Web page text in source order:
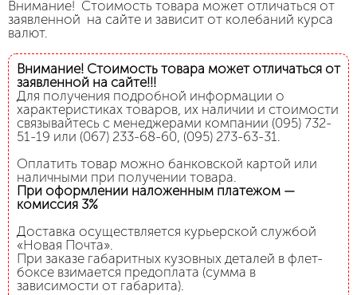
Внимание! Стоимость товара может отличаться от
заявленной на сайте и зависит от колебаний курса
валют.
Внимание! Стоимость товара может отличаться от
заявленной на сайте!!!
Для получения подробной информации о
характеристиках товаров, их наличии и стоимости
связывайтесь с менеджерами компании (095) 732-
51-19 или (067) 233-68-60, (095) 273-63-31.
Оплатить товар можно банковской картой или
наличными при получении товара.
При оформлении наложенным платежом —
комиссия 3%
Доставка осуществляется курьерской службой
«Новая Почта».
При заказе габаритных кузовных деталей в флет-
боксе взимается предоплата (сумма в
зависимости от габарита).